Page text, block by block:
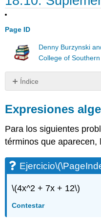
Page ID
Denny Burzynski
College of
Índice
algebraicas
(\PageIndex{1}\)
Ejercicio\
Ejercicio\
(\PageIndex{3}\)
(\PageIndex{4}\)
Ejercicio\
Expresiones
Para los siguientes
términos que aparecen,
Ejercicio
\(4x^2 + 7x + 12\)
Contestar